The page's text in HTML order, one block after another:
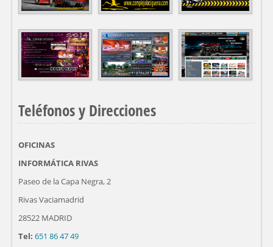
Teléfonos y Direcciones
OFICINAS
INFORMÁTICA RIVAS
Paseo de la Capa Negra, 2
Rivas Vaciamadrid
28522 MADRID
Tel: 651 86 47 49